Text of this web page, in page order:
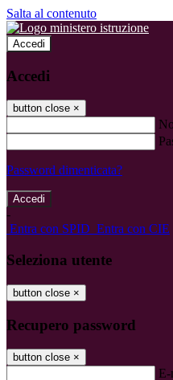
Salta al contenuto
Accedi
Accedi
button close ×
Password dimenticata?
-
Entra con SPID Entra con CIE
Seleziona utente
button close ×
Recupero password
button close ×
E-